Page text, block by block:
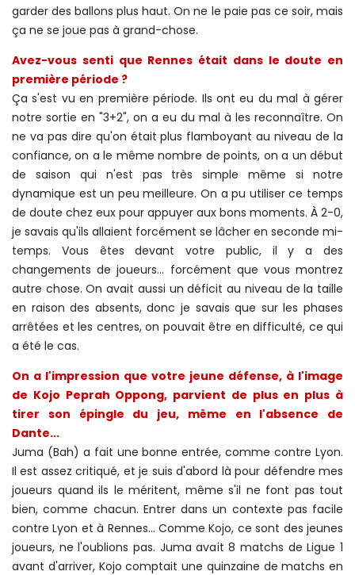
garder des ballons plus haut. On ne le paie pas ce soir, mais
ça ne se joue pas à grand-chose.
Avez-vous senti que Rennes était dans le doute en
première période ?
Ça s'est vu en première période. Ils ont eu du mal à gérer
notre sortie en "3+2", on a eu du mal à les reconnaître. On
ne va pas dire qu'on était plus flamboyant au niveau de la
confiance, on a le même nombre de points, on a un début
de saison qui n'est pas très simple même si notre
dynamique est un peu meilleure. On a pu utiliser ce temps
de doute chez eux pour appuyer aux bons moments. À 2-0,
je savais qu'ils allaient forcément se lâcher en seconde mi-
temps. Vous êtes devant votre public, il y a des
changements de joueurs... forcément que vous montrez
autre chose. On avait aussi un déficit au niveau de la taille
en raison des absents, donc je savais que sur les phases
arrêtées et les centres, on pouvait être en difficulté, ce qui
a été le cas.
On a l'impression que votre jeune défense, à l'image
de Kojo Peprah Oppong, parvient de plus en plus à
tirer son épingle du jeu, même en l'absence de
Dante...
Juma (Bah) a fait une bonne entrée, comme contre Lyon.
Il est assez critiqué, et je suis d'abord là pour défendre mes
joueurs quand ils le méritent, même s'il ne font pas tout
bien, comme chacun. Entrer dans un contexte pas facile
contre Lyon et à Rennes... Comme Kojo, ce sont des jeunes
joueurs, ne l'oublions pas. Juma avait 8 matchs de Ligue 1
avant d'arriver, Kojo comptait une quinzaine de matchs en